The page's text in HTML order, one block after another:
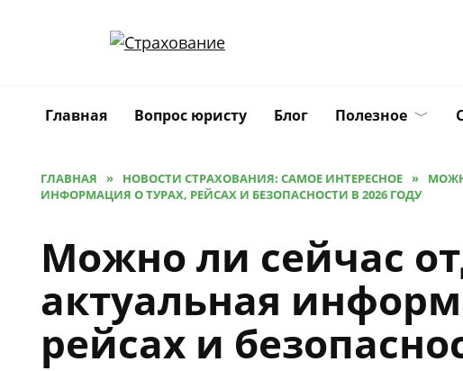
Главная Вопрос юристу Блог Полезное
ГЛАВНАЯ » НОВОСТИ СТРАХОВАНИЯ: САМОЕ ИНТЕРЕСНОЕ »
ИНФОРМАЦИЯ О ТУРАХ, РЕЙСАХ И БЕЗОПАСНОСТИ В 2026 ГОДУ
Можно ли сейчас
актуальная
рейсах и